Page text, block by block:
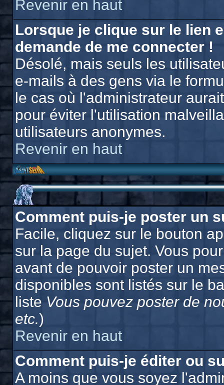
Revenir en haut
Lorsque je clique sur le lien
demande de me connecter !
Désolé, mais seuls les
e-mails à des gens via le
le cas où l'administrateur
pour éviter l'utilisation
utilisateurs anonymes.
Revenir en haut
Comment puis-je poster un
Facile, cliquez sur le bouton
sur la page du sujet. Vous
avant de pouvoir poster un
disponibles sont listés sur le
liste Vous pouvez poster de
etc.)
Revenir en haut
Comment puis-je éditer ou
A moins que vous soyez